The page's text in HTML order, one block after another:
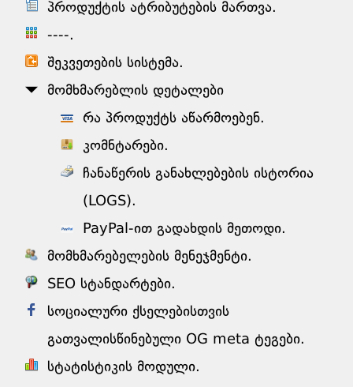
პროდუქტის ატრიბუტების მართვა.
----.
შეკვეთების სისტემა.
მომხმარებლის დეტალები
რა პროდუქტს აწარმოებენ.
კომნტარები.
ჩანაწერის განახლებების ისტორია
(LOGS).
PayPal-ით გადახდის მეთოდი.
მომხმარებელების მენეჯმენტი.
SEO სტანდარტები.
სოციალური ქსელებისთვის
გათვალისწინებული OG meta ტეგები.
სტატისტიკის მოდული.